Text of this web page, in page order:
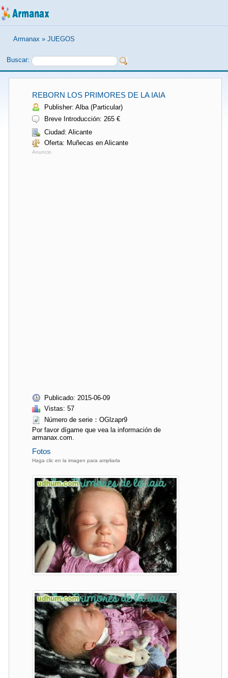
Armanax » JUEGOS
Buscar:
REBORN LOS PRIMORES DE LA IAIA
Publisher: Alba (Particular)
Breve Introducción: 265 €
Ciudad: Alicante
Oferta: Muñecas en Alicante
Anuncio
Publicado: 2015-06-09
Vistas: 57
Número de serie：OGlzapr9
Por favor dígame que vea la información de
armanax.com.
Fotos
Haga clic en la imagen para ampliarla